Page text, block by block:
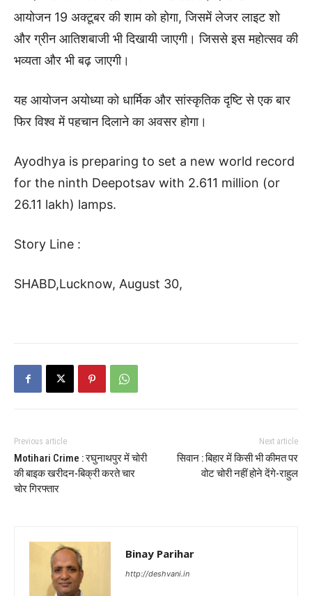
आयोजन 19 अक्टूबर की शाम को होगा, जिसमें लेजर लाइट शो
और ग्रीन आतिशबाजी भी दिखायी जाएगी। जिससे इस महोत्सव की
भव्यता और भी बढ़ जाएगी।
यह आयोजन अयोध्या को धार्मिक और सांस्कृतिक दृष्टि से एक बार
फिर विश्व में पहचान दिलाने का अवसर होगा।
Ayodhya is preparing to set a new world record
for the ninth Deepotsav with 2.611 million (or
26.11 lakh) lamps.
Story Line :
SHABD,Lucknow, August 30,
Previous article
Motihari Crime : रघुनाथपुर में चोरी
की बाइक खरीदन-बिक्री करते चार
चोर गिरफ्तार
Next article
सिवान : बिहार में किसी भी कीमत पर
वोट चोरी नहीं होने देंगे-राहुल
Binay Parihar
http://deshvani.in